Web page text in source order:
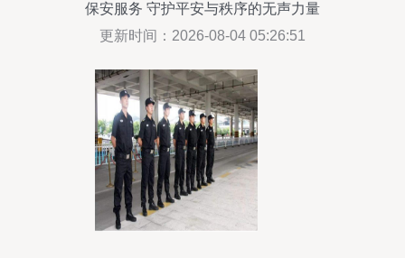
保安服务 守护平安与秩序的无声力量
更新时间：2026-08-04 05:26:51